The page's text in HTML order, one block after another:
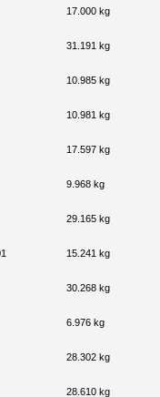
17.000 kg
31.191 kg
10.985 kg
10.981 kg
17.597 kg
9.968 kg
29.165 kg
15.241 kg
30.268 kg
6.976 kg
28.302 kg
28.610 kg